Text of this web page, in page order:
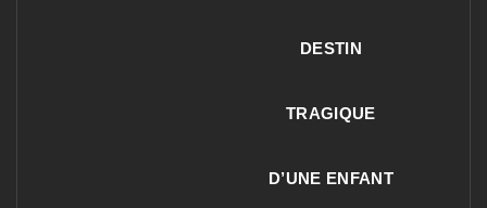
DESTIN
TRAGIQUE
D’UNE ENFANT